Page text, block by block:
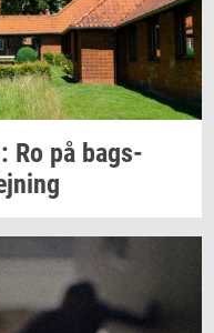
Ro på bags­